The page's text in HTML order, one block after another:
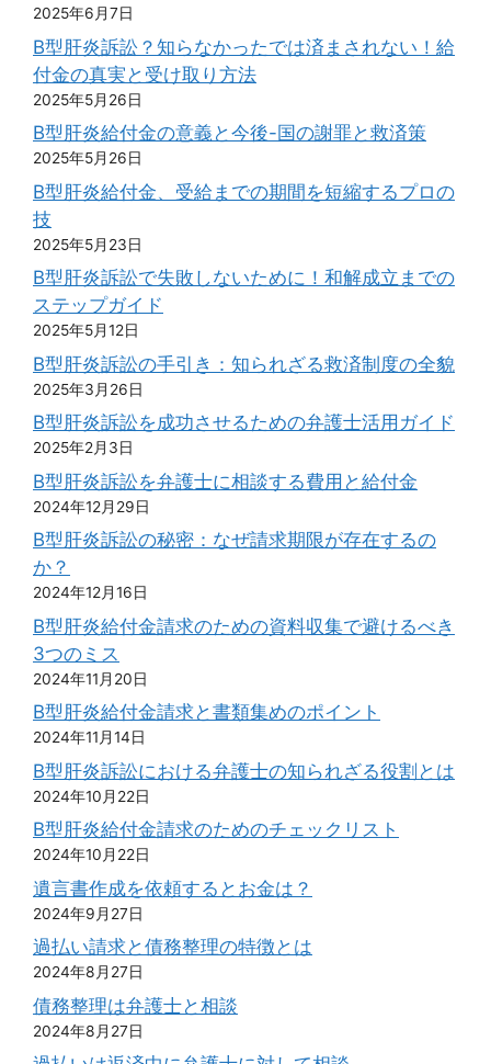
2025年6月7日
B型肝炎訴訟？知らなかったでは済まされない！給
付金の真実と受け取り方法
2025年5月26日
B型肝炎給付金の意義と今後-国の謝罪と救済策
2025年5月26日
B型肝炎給付金、受給までの期間を短縮するプロの
技
2025年5月23日
B型肝炎訴訟で失敗しないために！和解成立までの
ステップガイド
2025年5月12日
B型肝炎訴訟の手引き：知られざる救済制度の全貌
2025年3月26日
B型肝炎訴訟を成功させるための弁護士活用ガイド
2025年2月3日
B型肝炎訴訟を弁護士に相談する費用と給付金
2024年12月29日
B型肝炎訴訟の秘密：なぜ請求期限が存在するの
か？
2024年12月16日
B型肝炎給付金請求のための資料収集で避けるべき
3つのミス
2024年11月20日
B型肝炎給付金請求と書類集めのポイント
2024年11月14日
B型肝炎訴訟における弁護士の知られざる役割とは
2024年10月22日
B型肝炎給付金請求のためのチェックリスト
2024年10月22日
遺言書作成を依頼するとお金は？
2024年9月27日
過払い請求と債務整理の特徴とは
2024年8月27日
債務整理は弁護士と相談
2024年8月27日